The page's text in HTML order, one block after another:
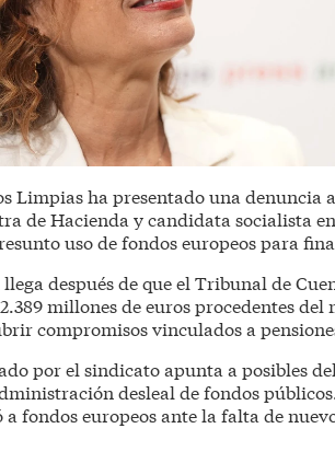
Limpias ha presentado una denuncia
de Hacienda y candidata socialista
uso de fondos europeos para
después de que el Tribunal de
millones de euros procedentes del
compromisos vinculados a
por el sindicato apunta a posibles
desleal de fondos
fondos europeos ante la falta de